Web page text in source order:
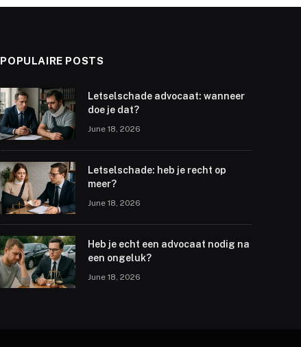
POPULAIRE POSTS
Letselschade advocaat: wanneer
doe je dat?
June 18, 2026
Letselschade: heb je recht op
meer?
June 18, 2026
Heb je echt een advocaat nodig na
een ongeluk?
June 18, 2026